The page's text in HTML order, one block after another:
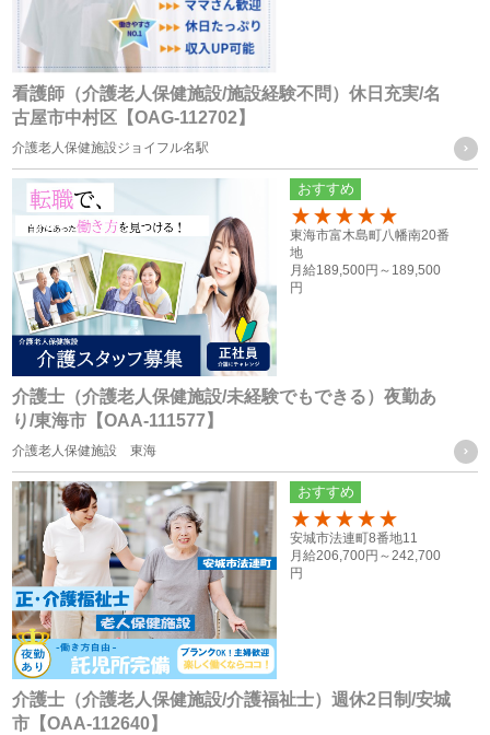
・株式会社フォーテック.プロ
共同利用する個人情報の項目及び利用目的
従業員員や登録スタッフの方の個人情報
・人事労務管理に関わる諸手続き（年金、労働保険等）を行
う際に、当社グループ各社の人事担当者がその目的の限りに
おいて使用するため
・ご家族等の氏名、住所、電話番号は、法令に基づく各種手
続きの他、本人に万一のことがあった際の緊急連絡先として
の使用の為
・当社グループ各社間における人員配置を検討する際の資料
とするため
応募者の方の個人情報
・採用活動における各種の告知や連絡（電話、メール、郵
送、ファックス送信等）のため
・採用応募者への当社グループ各社の事業やその職務等に関
する各種情報を提供するため
・採用応募者の管理及び本人確認を行うため
お取引様に関する個人情報
・当社グループ会社におけるサービスの提供、ご連絡、各種
打ち合わせのため
・各種お問合せ及びご要望事項への対応の為
看護師（介護老人保健施設/施設経験不問）休日充実/名
古屋市中村区【OAG-112702】
介護老人保健施設ジョイフル名駅
介護士（介護老人保健施設/未経験でもできる）夜勤あ
り/東海市【OAA-111577】
介護老人保健施設 東海
おすすめ
100
東海市富木島町八幡南20番
地
月給189,500円～ 189,500
円
介護士（介護老人保健施設/介護福祉士）週休2日制/安城
市【OAA-112640】
おすすめ
100
安城市法連町8番地11
月給206,700円～242,700
円